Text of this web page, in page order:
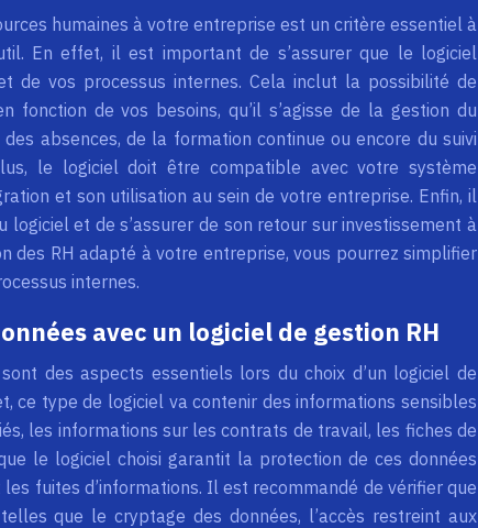
humaines à votre entreprise est un critère essentiel à
En effet, il est important de s’assurer que le logiciel
de vos processus internes. Cela inclut la possibilité de
fonction de vos besoins, qu’il s’agisse de la gestion du
absences, de la formation continue ou encore du suivi
le logiciel doit être compatible avec votre système
et son utilisation au sein de votre entreprise. Enfin, il
et de s’assurer de son retour sur investissement à
des RH adapté à votre entreprise, vous pourrez simplifier
internes.
avec un logiciel de gestion RH
des aspects essentiels lors du choix d’un logiciel de
ce type de logiciel va contenir des informations sensibles
les informations sur les contrats de travail, les fiches de
le logiciel choisi garantit la protection de ces données
fuites d’informations. Il est recommandé de vérifier que
que le cryptage des données, l’accès restreint aux